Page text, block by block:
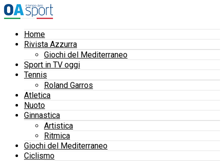
Home
Rivista Azzurra
Giochi del Mediterraneo
Sport in TV oggi
Tennis
Roland Garros
Atletica
Nuoto
Ginnastica
Artistica
Ritmica
Giochi del Mediterraneo
Ciclismo